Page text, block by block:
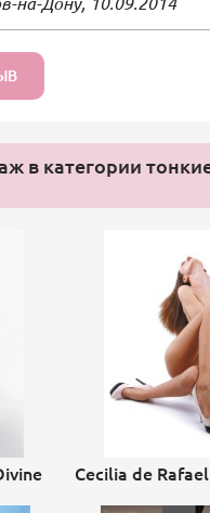
в категории
Cecilia de